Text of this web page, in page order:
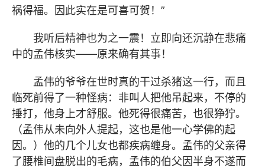
祸得福。因此实在是可喜可贺！”
我听后精神也为之一震！立即向还沉静在悲痛
中的孟伟核实——原来确有其事！
孟伟的爷爷在世时真的干过杀猪这一行，而且
临死前得了一种怪病：非叫人把他吊起来，不停的
捶打，他身上才舒服。他死得很痛苦，也很狰狞。
（孟伟从未向外人提起，这也是他一心学佛的起
因。）他的几个儿女也都疾病缠身。孟伟的父亲得
了腰椎间盘脱出的毛病，孟伟的伯父因半身不遂而